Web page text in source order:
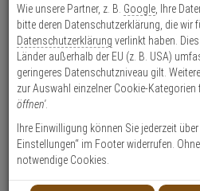
geben
Sie
mindestens
Zeichen
ein,
um
Suche
wurde
noch
Kategorien
Suche
gestartet
Versand & Lieferung
Bitte wählen Sie Ihr Lieferland.
Welche Lieferoptionen kann
auswählen?
Wie unsere Partner, z. B. Google , Ihre
bitte deren Datenschutzerklärung, die wir
Datenschutzerklärung verlinkt haben.
Länder außerhalb der EU (z. B. USA)
geringeres Datenschutzniveau gilt.
zur Auswahl einzelner Cookie-Kategorien
öffnen'.
Ihre Einwilligung können Sie jederzeit
Einstellungen“ im Footer widerrufen.
notwendige Cookies.